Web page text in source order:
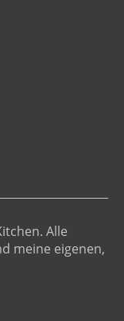
Alle
meine eigenen,